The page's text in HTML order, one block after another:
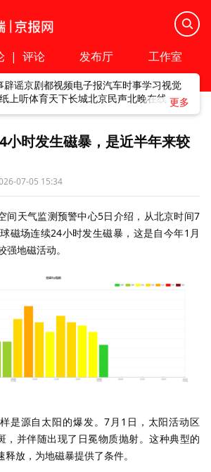
| 评论 发布厅 工作室
辟谣京剧都视频电子报汽车时事学习视觉
纸上听体育天下长城北京民声北晚在线
小时发生磁暴，是近半年来较
07-05 15:34
间天气监测预警中心5日介绍，从北京时间7
磁场连续24小时发生磁暴，这是自今年1月
地磁活动。
是源自太阳的爆发。7月1日，太阳活动区
，并伴随出现了日冕物质抛射。这种典型的
放，为地磁暴提供了条件。